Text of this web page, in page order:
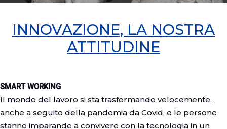
INNOVAZIONE, LA NOSTRA
ATTITUDINE
SMART WORKING
Il mondo del lavoro si sta trasformando velocemente,
anche a seguito della pandemia da Covid, e le persone
stanno imparando a convivere con la tecnologia in un